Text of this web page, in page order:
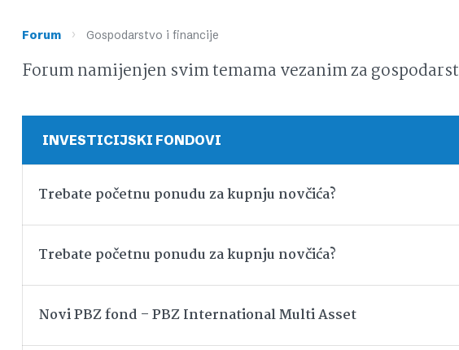
Forum › Gospodarstvo i financije
Forum namijenjen svim temama vezanim za
INVESTICIJSKI FONDOVI
Trebate početnu ponudu za kupnju novčića?
Trebate početnu ponudu za kupnju novčića?
Novi PBZ fond – PBZ International Multi Asset